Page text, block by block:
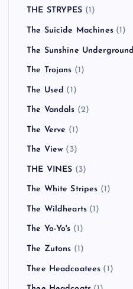
THE STRYPES (1)
The Suicide Machines(1)
The Sunshine Underground
The Trojans (1)
The Used (1)
The Vandals (2)
The Verve (1)
The View (3)
THE VINES (3)
The White Stripes (1)
The Wildhearts (1)
The Yo-Yo's (1)
The Zutons (1)
Thee Headcoatees (1)